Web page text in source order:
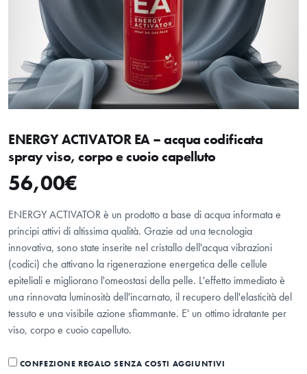
ENERGY ACTIVATOR EA – acqua codificata
spray viso, corpo e cuoio capelluto
56,00€
ENERGY ACTIVATOR è un prodotto a base di acqua informata e
principi attivi di altissima qualità. Grazie ad una tecnologia
innovativa, sono state inserite nel cristallo dell'acqua vibrazioni
(codici) che attivano la rigenerazione energetica delle cellule
epiteliali e migliorano l'omeostasi della pelle. L'effetto immediato è
una rinnovata luminosità dell'incarnato, il recupero dell'elasticità del
tessuto e una visibile azione sfiammante. E' un ottimo idratante per
viso, corpo e cuoio capelluto.
CONFEZIONE REGALO SENZA COSTI AGGIUNTIVI